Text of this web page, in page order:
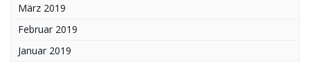
März 2019
Februar 2019
Januar 2019